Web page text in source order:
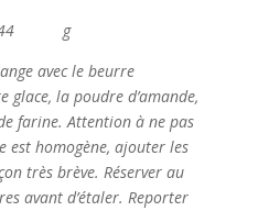
44 g
avec le beurre
glace, la poudre d’amande,
farine. Attention à ne pas
est homogène, ajouter les
très brève. Réserver au
avant d’étaler. Reporter